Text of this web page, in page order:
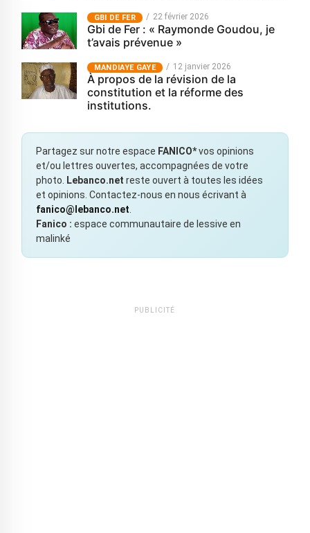
GBI DE FER 22 février 2026
Gbi de Fer : « Raymonde Goudou, je
t’avais prévenue »
MANDIAYE GAYE 12 janvier 2026
À propos de la révision de la
constitution et la réforme des
institutions.
Partagez sur notre espace FANICO*vos opinions
et/ou lettres ouvertes, accompagnées de votre
photo.
Lebanco.net reste ouvert à toutes les idées
et opinions. Contactez-nous en nous écrivant à
fanico@lebanco.net
Fanico : espace communautaire de lessive en
malinké
PUBLICITÉ